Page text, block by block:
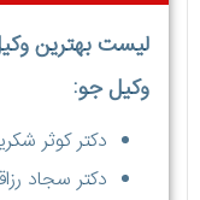
لیست بهترین
وکیل جو:
دکتر کوثر
دکتر سجاد